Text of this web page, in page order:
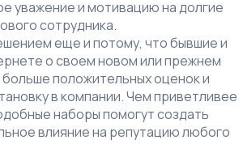
уважение и мотивацию на долгие
сотрудника.
еще и потому, что бывшие и
о своем новом или прежнем
положительных оценок и
в компании. Чем приветливее
наборы помогут создать
влияние на репутацию любого